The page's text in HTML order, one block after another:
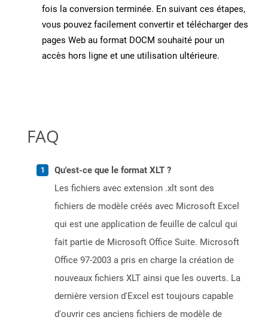
fois la conversion terminée. En suivant ces étapes,
vous pouvez facilement convertir et télécharger des
pages Web au format DOCM souhaité pour un
accès hors ligne et une utilisation ultérieure.
FAQ
Qu'est-ce que le format XLT ?
Les fichiers avec extension .xlt sont des
fichiers de modèle créés avec Microsoft Excel
qui est une application de feuille de calcul qui
fait partie de Microsoft Office Suite. Microsoft
Office 97-2003 a pris en charge la création de
nouveaux fichiers XLT ainsi que les ouverts. La
dernière version d'Excel est toujours capable
d'ouvrir ces anciens fichiers de modèle de